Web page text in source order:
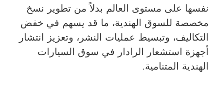
نفسها على مستوى العالم بدلاً من تطوير نسخ
مخصصة للسوق الهندية، ما قد يسهم في خفض
التكاليف، وتبسيط عمليات النشر، وتعزيز انتشار
أجهزة استشعار الرادار في سوق السيارات
الهندية المتنامية.